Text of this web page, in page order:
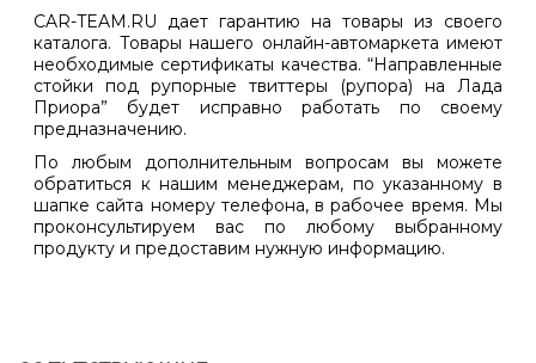
CAR-TEAM.RU дает гарантию на товары из своего
каталога. Товары нашего онлайн-автомаркета имеют
необходимые сертификаты качества. “Направленные
стойки под рупорные твиттеры (рупора) на Лада
Приора” будет исправно работать по своему
предназначению.
По любым дополнительным вопросам вы можете
обратиться к нашим менеджерам, по указанному в
шапке сайта номеру телефона, в рабочее время. Мы
проконсультируем вас по любому выбранному
продукту и предоставим нужную информацию.